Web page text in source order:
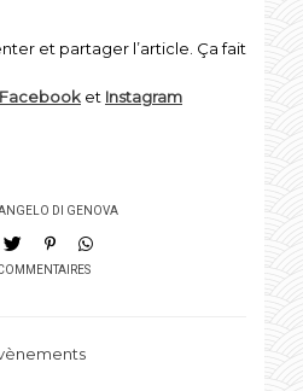
et partager l’article. Ça fait
Facebook et Instagram
DI GENOVA